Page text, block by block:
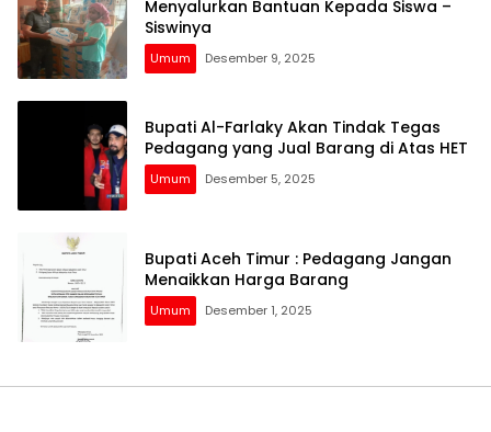
Menyalurkan Bantuan Kepada Siswa –
Siswinya
Umum Desember 9, 2025
Bupati Al-Farlaky Akan Tindak Tegas
Pedagang yang Jual Barang di Atas HET
Umum Desember 5, 2025
Bupati Aceh Timur : Pedagang Jangan
Menaikkan Harga Barang
Umum Desember 1, 2025